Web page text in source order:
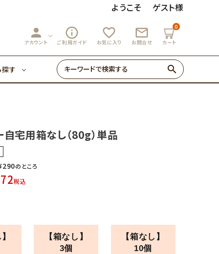
ようこそ ゲスト様
person
アカウント
info_outline
ご利用ガイド
favorite_outline
お気に入り
mail_outline
お問合せ
0
カート
す
～
search
マーマレード
ゼリー・あめ
3,000円～
宅用箱なし（80g）単品
290のところ
税込
【箱なし】
3個
【箱なし】
10個